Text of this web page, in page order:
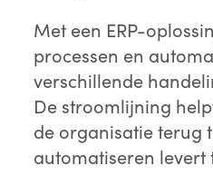
Met een ERP-
processen en
verschillende
De stroomlijning
de organisatie terug
automatiseren levert